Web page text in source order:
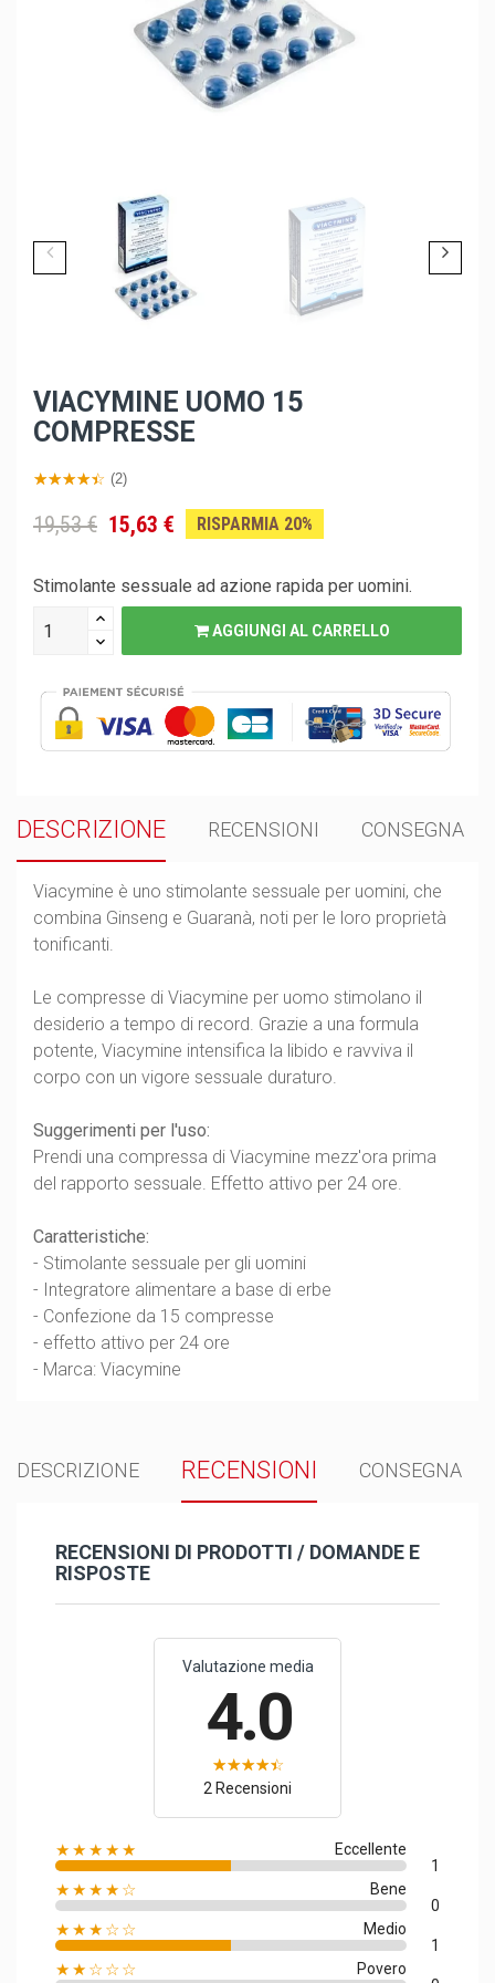
VIACYMINE UOMO 15
COMPRESSE
(2)
19,53 € 15,63 € RISPARMIA 20%
Stimolante sessuale ad azione rapida per uomini.
AGGIUNGI AL CARRELLO
DESCRIZIONE RECENSIONI CONSEGNA
Viacymine è uno stimolante sessuale per uomini, che
combina Ginseng e Guaranà, noti per le loro proprietà
tonificanti.
Le compresse di Viacymine per uomo stimolano il
desiderio a tempo di record. Grazie a una formula
potente, Viacymine intensifica la libido e ravviva il
corpo con un vigore sessuale duraturo.
Suggerimenti per l'uso:
Prendi una compressa di Viacymine mezz'ora prima
del rapporto sessuale. Effetto attivo per 24 ore.
Caratteristiche:
- Stimolante sessuale per gli uomini
- Integratore alimentare a base di erbe
- Confezione da 15 compresse
- effetto attivo per 24 ore
- Marca: Viacymine
DESCRIZIONE RECENSIONI CONSEGNA
RECENSIONI DI PRODOTTI / DOMANDE E
RISPOSTE
Valutazione media
4.0
2 Recensioni
★★★★★
Eccellente
1
★★★★☆
Bene
0
★★★☆☆
Medio
1
★★☆☆☆
Povero